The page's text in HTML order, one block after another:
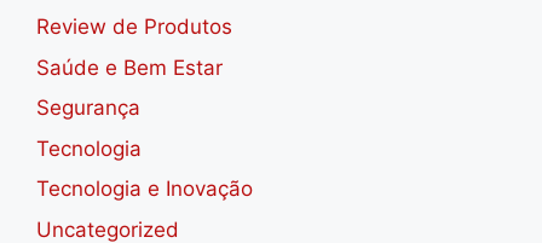
Review de Produtos
Saúde e Bem Estar
Segurança
Tecnologia
Tecnologia e Inovação
Uncategorized